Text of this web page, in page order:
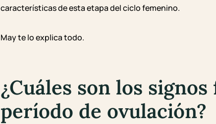
características de esta etapa del ciclo femenino.
May te lo explica todo.
¿Cuáles son los
período de ovulación?